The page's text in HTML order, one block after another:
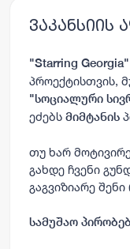
ვაკანსიის
"Starring Georgia"
პროექტისთვის,
"სოციალური
ეძებს მიმტანის
თუ ხარ
გახდე ჩვენი
გაგვიზიარე შენი
სამუშაო